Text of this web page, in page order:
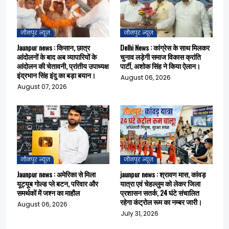
जौनपुर न्यूज़
Jaunpur news : किसान, छात्र
आंदोलनों के बाद अब व्यापारियों के
आंदोलन की चेतावनी, प्रांतीय उपाध्यक्ष
इंद्रभान सिंह इंदु का बड़ा बयान।
August 07, 2026
जौनपुर न्यूज़
Delhi News : कांग्रेस के साथ मिलकर
चुनाव लड़ेगी समाज विकास क्रांति
पार्टी, अशोक सिंह ने किया ऐलान।
August 06, 2026
जौनपुर न्यूज़
Jaunpur news : अमेरिका से मिला
यूट्यूब गोल्ड प्ले बटन, परिवार और
समर्थकों में जश्न का माहौल
August 06, 2026
जौनपुर न्यूज़
jaunpur news : श्रावण मास, कांवड़
यात्रा एवं चेहल्लुम को लेकर जिला
प्रशासन सतर्क, 24 घंटे संचालित
रहेगा कंट्रोल रूम का नम्बर जारी।
July 31, 2026